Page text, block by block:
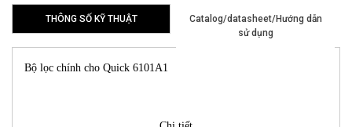
THÔNG SỐ KỸ THUẬT
Catalog/datasheet/Hướng dẫn
sử dụng
Bộ lọc chính cho Quick 6101A1